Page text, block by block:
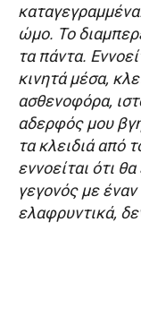
ώμο. Το
τα πάντα.
κινητά μέσα,
ασθενοφόρα,
αδερφός μου
τα κλειδιά από
εννοείται ότι
γεγονός με
ελαφρυντικά,